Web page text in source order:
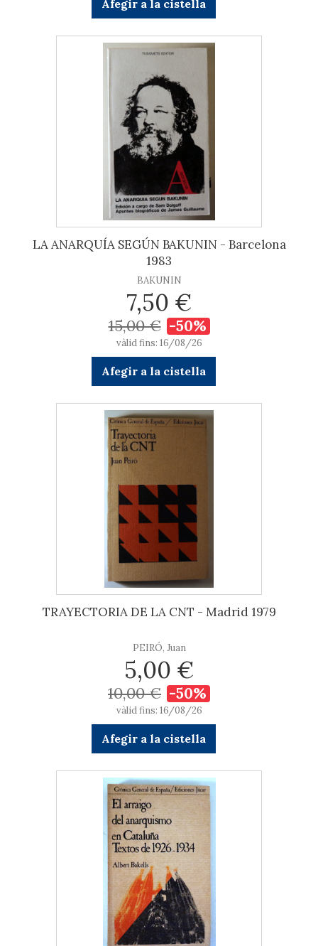
Afegir a la cistella
LA ANARQUÍA SEGÚN BAKUNIN - Barcelona
1983
BAKUNIN
7,50 €
15,00 € -50%
vàlid fins: 16/08/26
Afegir a la cistella
TRAYECTORIA DE LA CNT - Madrid 1979
PEIRÓ, Juan
5,00 €
10,00 € -50%
vàlid fins: 16/08/26
Afegir a la cistella